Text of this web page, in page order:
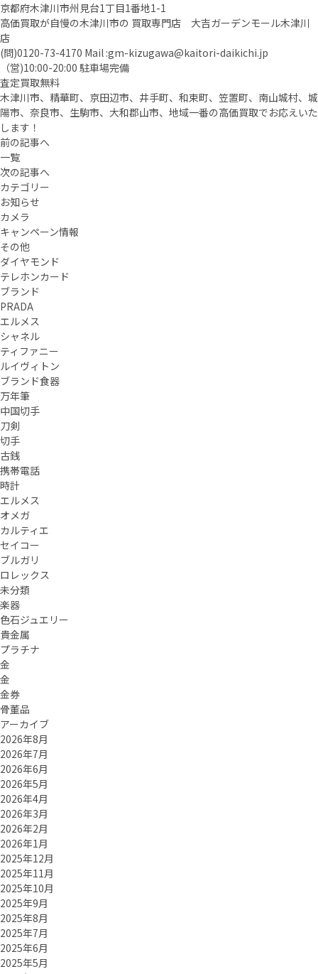
京都府木津川市州見台1丁目1番地1-1
高価買取が自慢の木津川市の 買取専門店 大吉ガーデンモール木津川
店
(問)0120-73-4170 Mail :gm-kizugawa@kaitori-daikichi.jp
（営)10:00-20:00 駐車場完備
査定買取無料
木津川市、精華町、京田辺市、井手町、和束町、笠置町、南山城村、城
陽市、奈良市、生駒市、大和郡山市、地域一番の高価買取でお応えいた
します！
前の記事へ
一覧
次の記事へ
カテゴリー
お知らせ
カメラ
キャンペーン情報
その他
ダイヤモンド
テレホンカード
ブランド
PRADA
エルメス
シャネル
ティファニー
ルイヴィトン
ブランド食器
万年筆
中国切手
刀剣
切手
古銭
携帯電話
時計
エルメス
オメガ
カルティエ
セイコー
ブルガリ
ロレックス
未分類
楽器
色石ジュエリー
貴金属
プラチナ
金
金
金券
骨董品
アーカイブ
2026年8月
2026年7月
2026年6月
2026年5月
2026年4月
2026年3月
2026年2月
2026年1月
2025年12月
2025年11月
2025年10月
2025年9月
2025年8月
2025年7月
2025年6月
2025年5月